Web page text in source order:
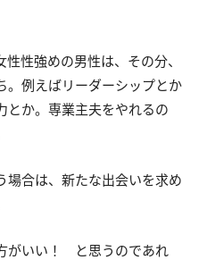
性強めの男性は、その分、
。例えばリーダーシップとか
とか。専業主夫をやれるの
合は、新たな出会いを求め
がいい！ と思うのであれ